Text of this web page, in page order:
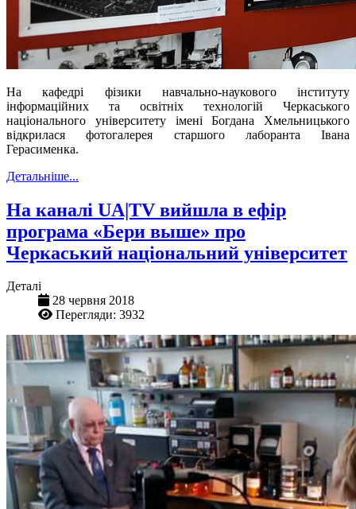
На кафедрі фізики навчально-наукового інституту
інформаційних та освітніх технологій Черкаського
національного університету імені Богдана Хмельницького
відкрилася фотогалерея старшого лаборанта Івана
Герасименка.
Детальніше...
На каналі UA|TV вийшла в ефір
програма «Бери выше» про
Черкаський національний університет
Деталі
28 червня 2018
Перегляди: 3932